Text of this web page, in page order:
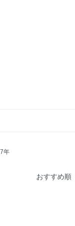
年
おすすめ順